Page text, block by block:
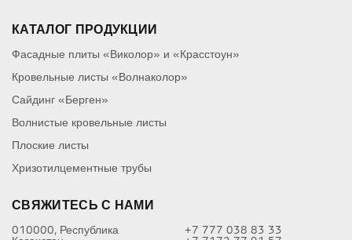
КАТАЛОГ ПРОДУКЦИИ
Фасадные плиты «Виколор» и «Красстоун»
Кровельные листы «Волнаколор»
Сайдинг «Берген»
Волнистые кровельные листы
Плоские листы
Хризотилцементные трубы
СВЯЖИТЕСЬ С НАМИ
010000, Республика
+7 777 038 83 33